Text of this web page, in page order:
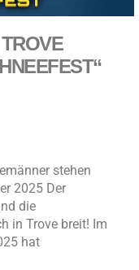
stehen
2025 Der
die
in Trove breit! Im
hat